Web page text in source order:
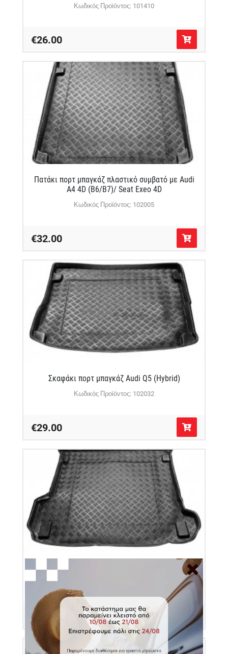
Κωδικός Προϊόντος: 101410
€26.00
Πατάκι πορτ μπαγκάζ πλαστικό συμβατό με Audi
A4 4D (B6/B7)/ Seat Exeo 4D
Κωδικός Προϊόντος: 102005
€32.00
Σκαφάκι πορτ μπαγκάζ Audi Q5 (Hybrid)
Κωδικός Προϊόντος: 102032
€29.00
Πατάκι πορτ μπαγκάζ πλαστικό για Audi Q7 II
€37.00